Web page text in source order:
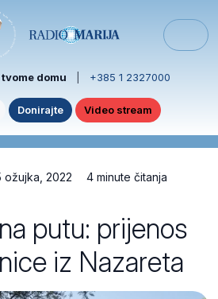
domu +385 1 2327000
Donirajte Video stream
ožujka, 2022 4 minute čitanja
putu: prijenos
iz Nazareta